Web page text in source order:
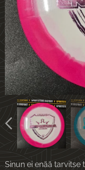
Sinun ei enää tarvitse